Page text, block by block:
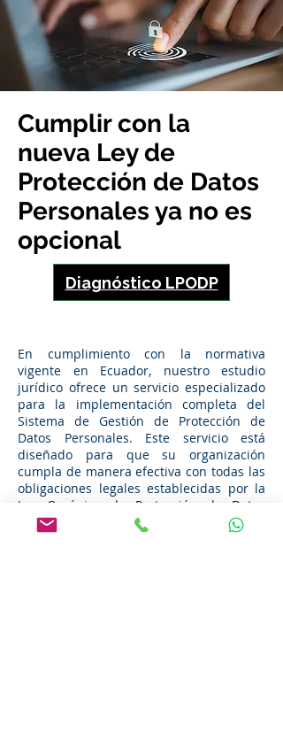
Cumplir con la
nueva Ley de
Protección de Datos
Personales ya no es
opcional
Diagnóstico LPODP
En cumplimiento con la normativa
vigente en Ecuador, nuestro estudio
jurídico ofrece un servicio especializado
para la implementación completa del
Sistema de Gestión de Protección de
Datos Personales. Este servicio está
diseñado para que su organización
cumpla de manera efectiva con todas las
obligaciones legales establecidas por la
Ley Orgánica de Protección de Datos
Personales y los lineamientos emitidos
por la Superintendencia.